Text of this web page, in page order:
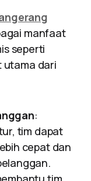
manfaat
seperti
utama dari
:
tim dapat
cepat dan